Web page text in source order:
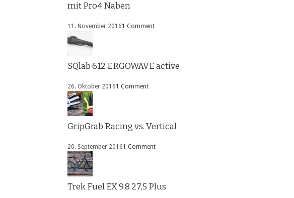
mit Pro4 Naben
11. November 20161 Comment
SQlab 612 ERGOWAVE active
26. Oktober 20161 Comment
GripGrab Racing vs. Vertical
20. September 20161 Comment
Trek Fuel EX 9.8 27,5 Plus